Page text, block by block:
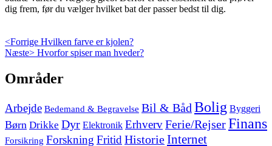
dig frem, før du vælger hvilket bat der passer bedst til dig.
Indlægsnavigation
<Forrige Previous
post:
Hvilken farve er kjolen?
Næste> Next
Hvorfor spiser man hveder?
Skip
to
Områder
Arbejde Bedemand & Begravelse Bil & Båd Bolig Byggeri
Børn Drikke Dyr Elektronik ErhvervFerie/RejserFinans
Forsikring Forskning Fritid HistorieInternet